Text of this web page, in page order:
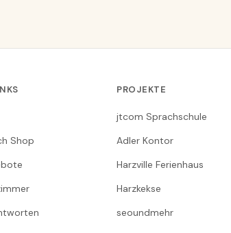
Shop
PROJEKTE
jtcom Sprachschule
Adler Kontor
Harzville Ferienhaus
Harzkekse
seoundmehr